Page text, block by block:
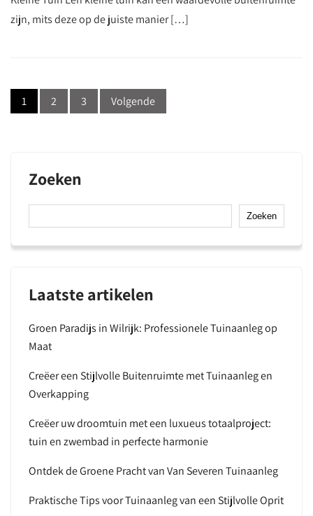
zijn, mits deze op de juiste manier […]
Berichtnavigatie
1 2 3 Volgende
Zoeken
Zoeken
Laatste artikelen
Groen Paradijs in Wilrijk: Professionele Tuinaanleg op
Maat
Creëer een Stijlvolle Buitenruimte met Tuinaanleg en
Overkapping
Creëer uw droomtuin met een luxueus totaalproject:
tuin en zwembad in perfecte harmonie
Ontdek de Groene Pracht van Van Severen Tuinaanleg
Praktische Tips voor Tuinaanleg van een Stijlvolle Oprit